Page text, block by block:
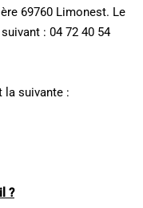
69760 Limonest. Le
: 04 72 40 54
la suivante :
?